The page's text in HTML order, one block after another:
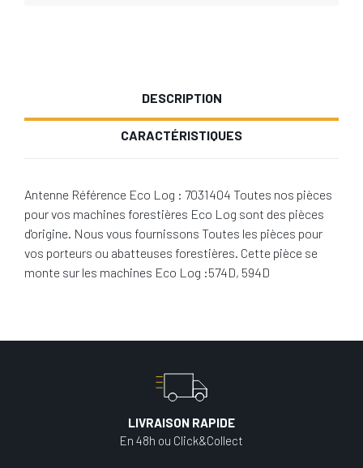
DESCRIPTION
CARACTÉRISTIQUES
Antenne Référence Eco Log : 7031404 Toutes nos pièces
pour vos machines forestières Eco Log sont des pièces
d'origine. Nous vous fournissons Toutes les pièces pour
vos porteurs ou abatteuses forestières. Cette pièce se
monte sur les machines Eco Log :574D, 594D
LIVRAISON RAPIDE
En 48h ou Click&Collect